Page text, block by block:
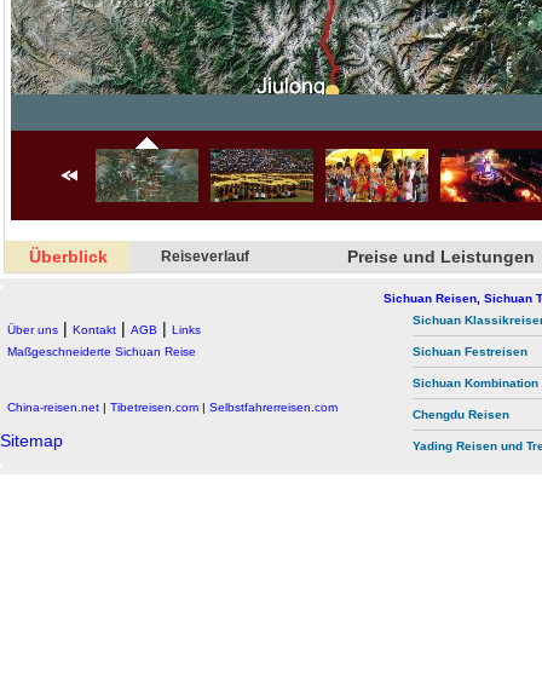
Überblick Reiseverlauf Preise und Leistungen
Über uns | Kontakt | AGB | Links
Maßgeschneiderte Sichuan Reise
Sichuan Reisen, Sichuan
Sichuan
Sichuan Festreisen
Sichuan Kombination
Chengdu Reisen
Yading Reisen und
China-reisen.net | Tibetreisen.com | Selbstfahrerreisen.com
Sitemap